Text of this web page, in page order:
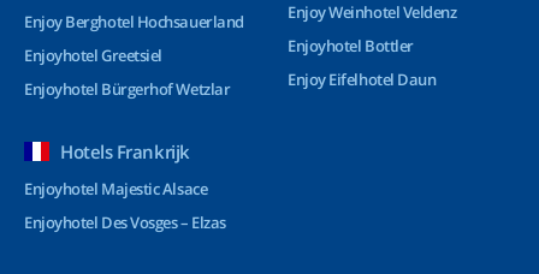
Enjoy Berghotel Hochsauerland
Enjoyhotel Greetsiel
Enjoyhotel Bürgerhof Wetzlar
Enjoy Weinhotel Veldenz
Enjoyhotel Bottler
Enjoy Eifelhotel Daun
Hotels Frankrijk
Enjoyhotel Majestic Alsace
Enjoyhotel Des Vosges – Elzas